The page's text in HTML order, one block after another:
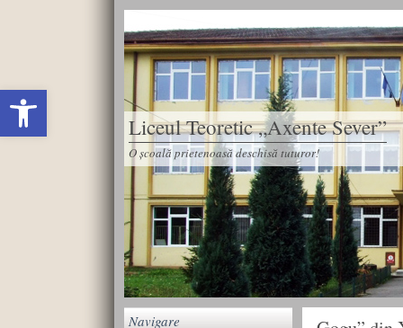
Deschide bara de unelte
Liceul Teoretic „Axente Sever”
O școală prietenoasă deschisă tuturor!
Navigare